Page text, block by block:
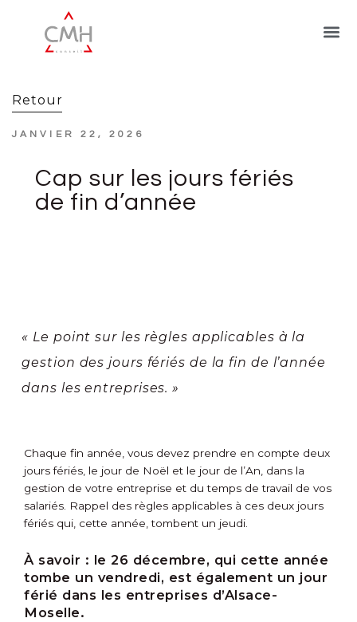
Retour
JANVIER 22, 2026
Cap sur les jours fériés
de fin d’année
« Le point sur les règles applicables à la
gestion des jours fériés de la fin de l’année
dans les entreprises. »
Chaque fin année, vous devez prendre en compte deux
jours fériés, le jour de Noël et le jour de l’An, dans la
gestion de votre entreprise et du temps de travail de vos
salariés. Rappel des règles applicables à ces deux jours
fériés qui, cette année, tombent un jeudi.
À savoir : le 26 décembre, qui cette année
tombe un vendredi, est également un jour
férié dans les entreprises d’Alsace-
Moselle.